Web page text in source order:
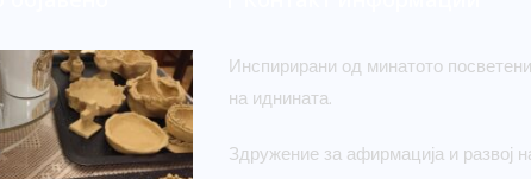
Инспирирани од минатото посветени
на иднината.
Здружение за афирмација и развој